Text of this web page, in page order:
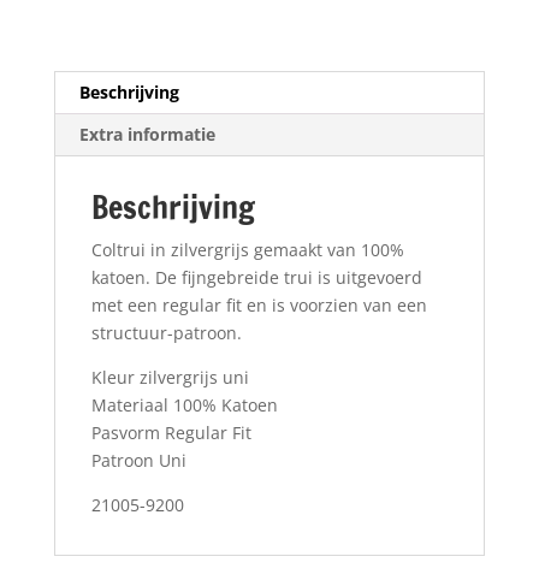
Beschrijving
Extra informatie
Beschrijving
Coltrui in zilvergrijs gemaakt van 100%
katoen. De fijngebreide trui is uitgevoerd
met een regular fit en is voorzien van een
structuur-patroon.
Kleur zilvergrijs uni
Materiaal 100% Katoen
Pasvorm Regular Fit
Patroon Uni
21005-9200